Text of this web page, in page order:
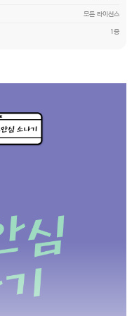
모든 라이선스
1종